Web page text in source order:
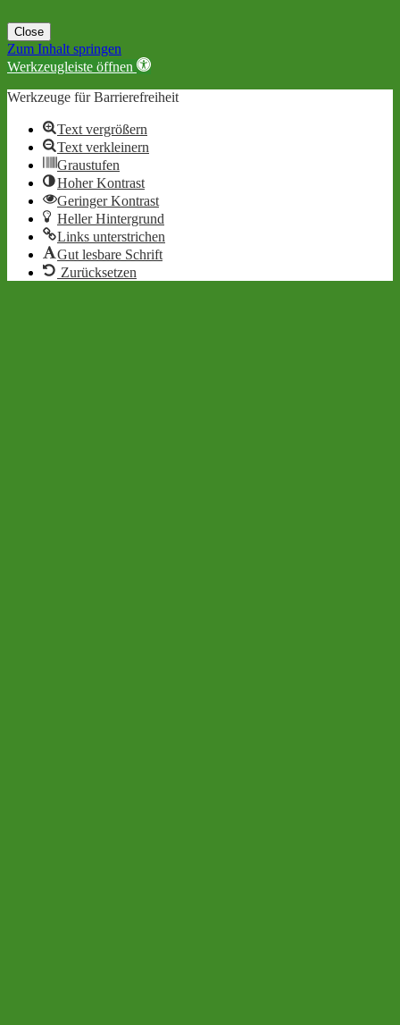
Close
Zum Inhalt springen
Werkzeugleiste öffnen
Werkzeuge für Barrierefreiheit
Text vergrößern
Text verkleinern
Graustufen
Hoher Kontrast
Geringer Kontrast
Heller Hintergrund
Links unterstrichen
Gut lesbare Schrift
Zurücksetzen